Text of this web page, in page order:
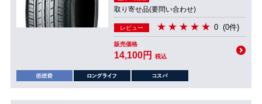
取り寄せ品(要問い合わせ)
レビュー 0 (0件)
販売価格
14,100円 税込